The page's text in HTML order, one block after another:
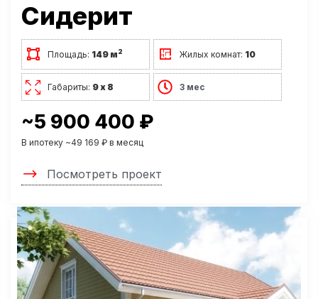
Сидерит
Площадь: 149 м2 Жилых комнат: 10
Габариты: 9 х 8 3 мес
~5 900 400 ₽
В ипотеку ~49 169 ₽ в месяц
Посмотреть проект